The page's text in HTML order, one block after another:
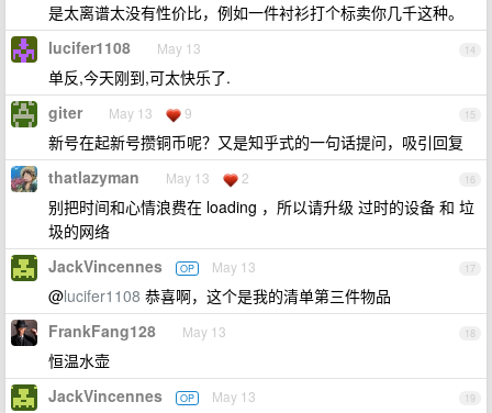
是太离谱太没有性价比，例如一件衬衫打个标卖你几千这种。
14
lucifer1108 May 13
单反,今天刚到,可太快乐了.
15
giter May 13 9
新号在起新号攒铜币呢？又是知乎式的一句话提问，吸引回复
16
thatlazyman May 13 2
别把时间和心情浪费在 loading ，所以请升级 过时的设备 和 垃
圾的网络
17
JackVincennes OP May 13
@lucifer1108 恭喜啊，这个是我的清单第三件物品
18
FrankFang128 May 13
恒温水壶
19
JackVincennes OP May 13